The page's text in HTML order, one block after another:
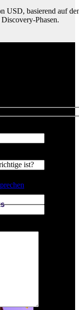
USD, basierend auf
Phasen.
ist?